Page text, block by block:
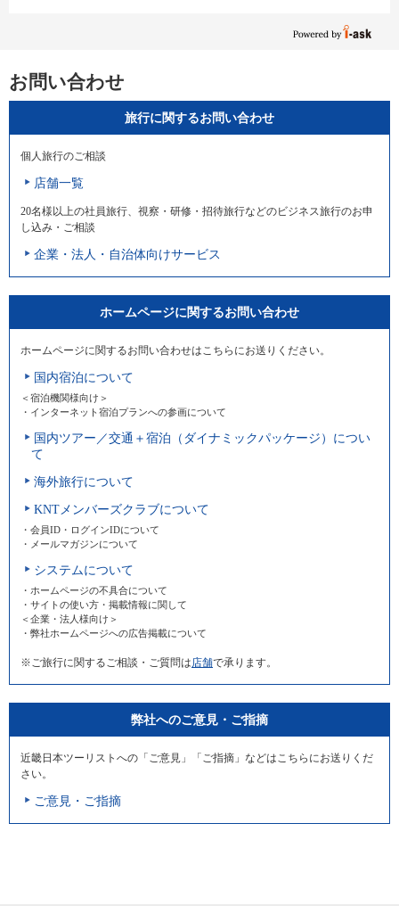
お問い合わせ
旅行に関するお問い合わせ
個人旅行のご相談
店舗一覧
20名様以上の社員旅行、視察・研修・招待旅行などのビジネス旅行のお申
し込み・ご相談
企業・法人・自治体向けサービス
ホームページに関するお問い合わせ
ホームページに関するお問い合わせはこちらにお送りください。
国内宿泊について
＜宿泊機関様向け＞
・インターネット宿泊プランへの参画について
国内ツアー／交通＋宿泊（ダイナミックパッケージ）につい
て
海外旅行について
KNTメンバーズクラブについて
・会員ID・ログインIDについて
・メールマガジンについて
システムについて
・ホームページの不具合について
・サイトの使い方・掲載情報に関して
＜企業・法人様向け＞
・弊社ホームページへの広告掲載について
※ご旅行に関するご相談・ご質問は 店舗で承ります。
弊社へのご意見・ご指摘
近畿日本ツーリストへの「ご意見」「ご指摘」などはこちらにお送りくだ
さい。
ご意見・ご指摘